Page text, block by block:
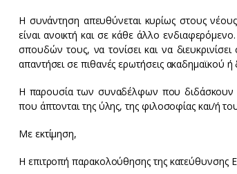
Η συνάντηση απευθύνεται κυρίως στους
είναι ανοικτή και σε κάθε άλλο
σπουδών τους, να τονίσει και να
απαντήσει σε πιθανές ερωτήσεις ακαδημαϊκού ή
Η παρουσία των συναδέλφων που διδάσκουν
που άπτονται της ύλης, της φιλοσοφίας και/ή
Με εκτίμηση,
Η επιτροπή παρακολούθησης της